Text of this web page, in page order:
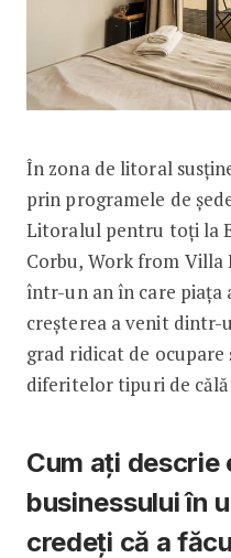
În zona de litoral
prin programele de
Litoralul pentru toți la
Corbu, Work from Villa
într-un an în care piața
creșterea a venit dintr-
grad ridicat de
diferitelor tipuri de
Cum ați descrie
businessului în
credeți că a